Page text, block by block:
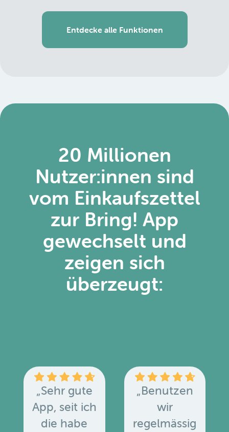
Entdecke alle Funktionen
20 Millionen
Nutzer:innen sind
vom Einkaufszettel
zur Bring! App
gewechselt und
zeigen sich
überzeugt:
„Sehr gute
App, seit ich
die habe
„Benutzen
wir
regelmässig